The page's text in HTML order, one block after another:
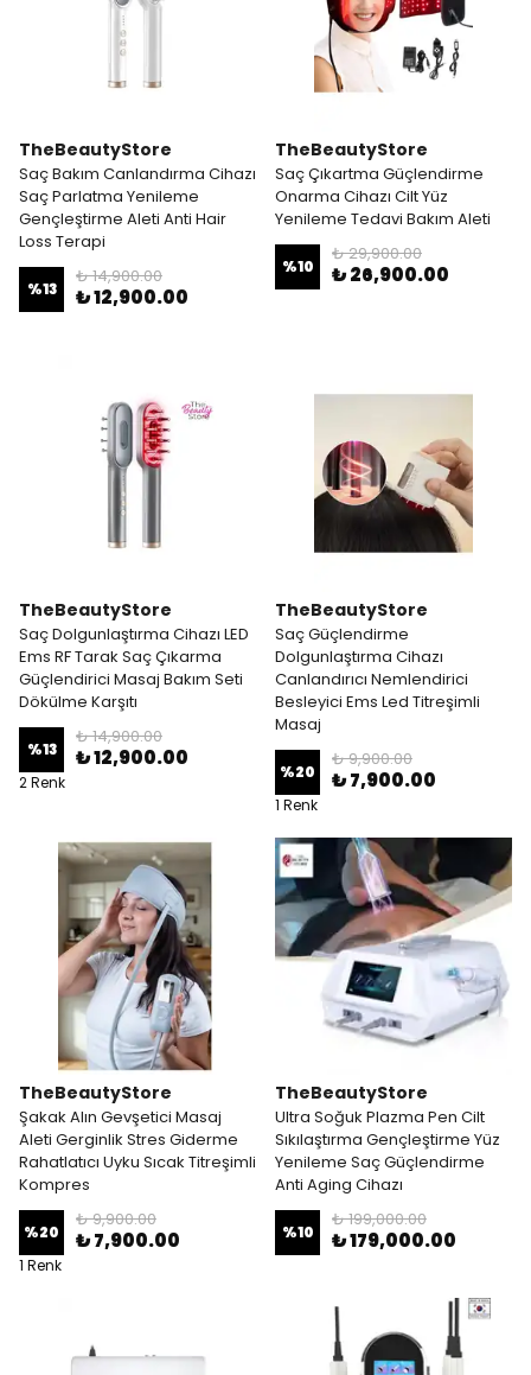
TheBeautyStore
Saç Bakım Canlandırma Cihazı
Saç Parlatma Yenileme
Gençleştirme Aleti Anti Hair
Loss Terapi
%13
₺ 14,900.00
₺ 12,900.00
TheBeautyStore
Saç Çıkartma Güçlendirme
Onarma Cihazı Cilt Yüz
Yenileme Tedavi Bakım Aleti
%10
₺ 29,900.00
₺ 26,900.00
TheBeautyStore
Saç Dolgunlaştırma Cihazı LED
Ems RF Tarak Saç Çıkarma
Güçlendirici Masaj Bakım Seti
Dökülme Karşıtı
%13
₺ 14,900.00
₺ 12,900.00
2 Renk
TheBeautyStore
Saç Güçlendirme
Dolgunlaştırma Cihazı
Canlandırıcı Nemlendirici
Besleyici Ems Led Titreşimli
Masaj
%20
₺ 9,900.00
₺ 7,900.00
1 Renk
TheBeautyStore
Şakak Alın Gevşetici Masaj
Aleti Gerginlik Stres Giderme
Rahatlatıcı Uyku Sıcak Titreşimli
Kompres
%20
₺ 9,900.00
₺ 7,900.00
1 Renk
TheBeautyStore
Ultra Soğuk Plazma Pen Cilt
Sıkılaştırma Gençleştirme Yüz
Yenileme Saç Güçlendirme
Anti Aging Cihazı
%10
₺ 199,000.00
₺ 179,000.00